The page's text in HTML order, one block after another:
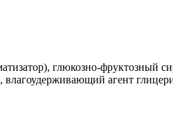
глюкозно-фруктозный
агент